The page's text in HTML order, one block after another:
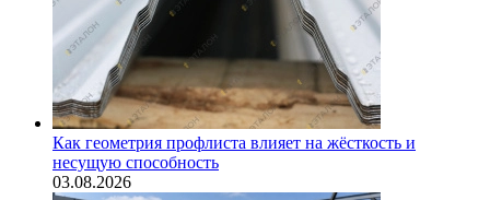
Как геометрия профлиста влияет на жёсткость и
несущую способность
03.08.2026